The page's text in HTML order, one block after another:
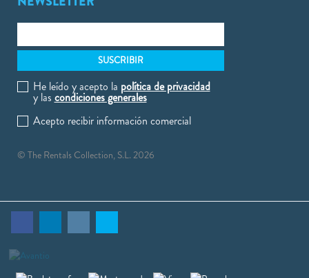
He leído y acepto la política de privacidad
y las condiciones generales
Acepto recibir información comercial
© The Rentals Collection, S.L. 2026